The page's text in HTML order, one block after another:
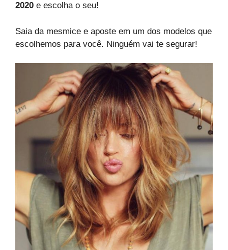
2020 e escolha o seu!
Saia da mesmice e aposte em um dos modelos que
escolhemos para você. Ninguém vai te segurar!